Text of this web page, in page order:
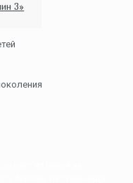
3»